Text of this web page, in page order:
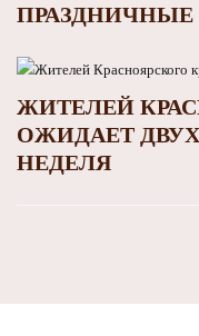
ПРАЗДНИЧНЫЕ
ЖИТЕЛЕЙ
ОЖИДАЕТ
НЕДЕЛЯ